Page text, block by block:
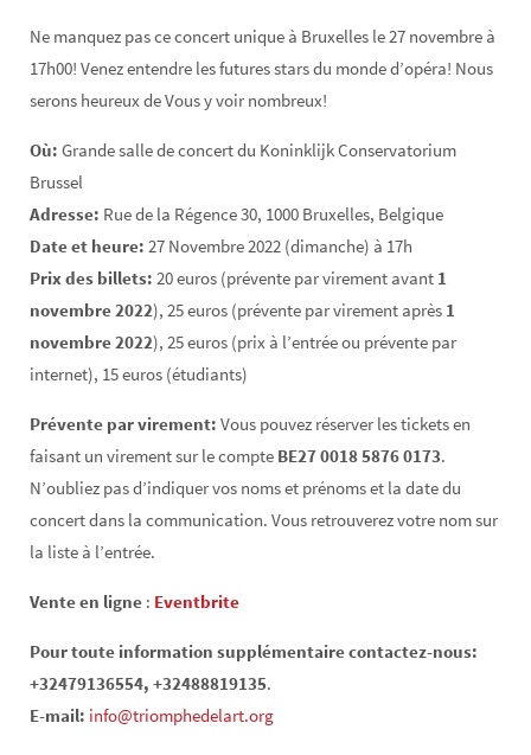
Ne manquez pas ce concert unique à Bruxelles le 27 novembre à
17h00! Venez entendre les futures stars du monde d’opéra! Nous
serons heureux de Vous y voir nombreux!
Où: Grande salle de concert du Koninklijk Conservatorium
Brussel
Adresse: Rue de la Régence 30, 1000 Bruxelles, Belgique
Date et heure: 27 Novembre 2022 (dimanche) à 17h
Prix des billets: 20 euros (prévente par virement avant 1
novembre 2022), 25 euros (prévente par virement après 1
novembre 2022), 25 euros (prix à l’entrée ou prévente par
internet), 15 euros (étudiants)
Prévente par virement: Vous pouvez réserver les tickets en
faisant un virement sur le compte BE27 0018 5876 0173.
N’oubliez pas d’indiquer vos noms et prénoms et la date du
concert dans la communication. Vous retrouverez votre nom sur
la liste à l’entrée.
Vente en ligne : Eventbrite
Pour toute information supplémentaire contactez-nous:
+32479136554, +32488819135.
E-mail: info@triomphedelart.org